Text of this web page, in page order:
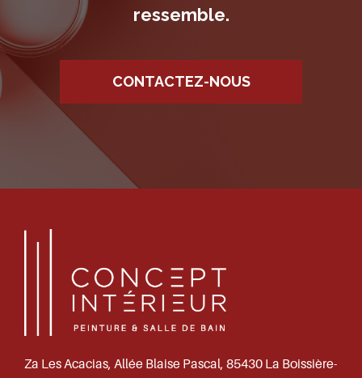
ressemble.
CONTACTEZ-NOUS
Za Les Acacias, Allée Blaise Pascal, 85430 La Boissière-